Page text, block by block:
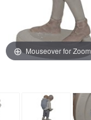
Mouseover for Zoom